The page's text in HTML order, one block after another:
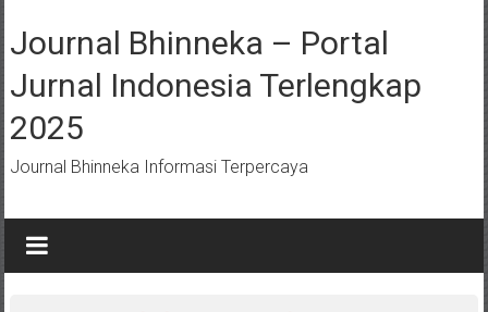
konten
Journal Bhinneka – Portal
Jurnal Indonesia Terlengkap
2025
Journal Bhinneka Informasi Terpercaya